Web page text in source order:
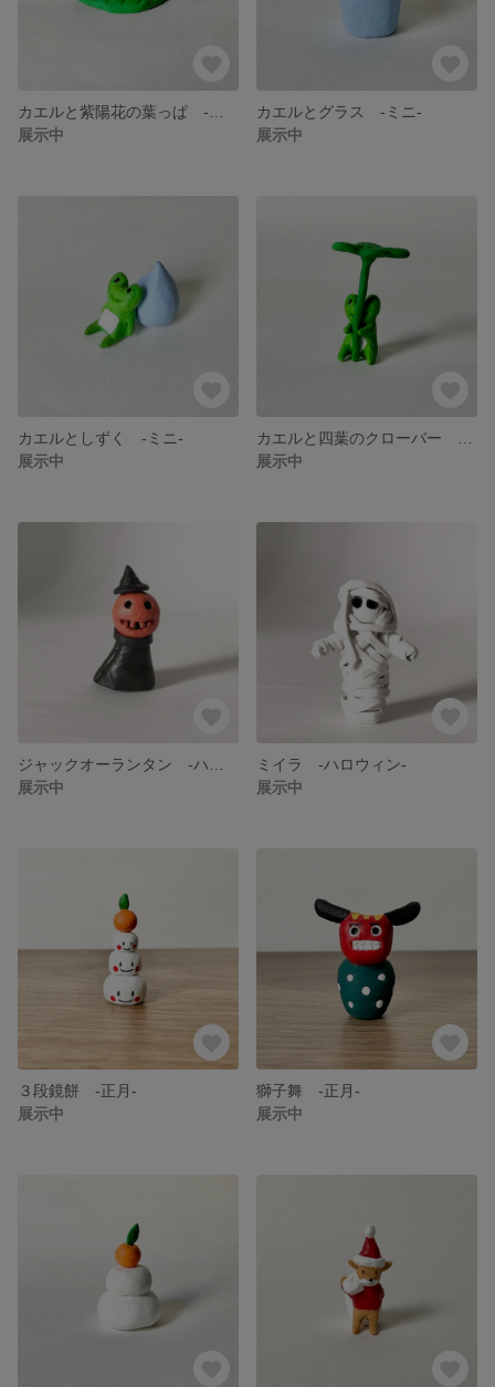
展示中
カエルとグラス -ミニ-
展示中
カエルとしずく -ミニ-
展示中
展示中
展示中
ミイラ -ハロウィン-
展示中
３段鏡餅 -正月-
展示中
獅子舞 -正月-
展示中